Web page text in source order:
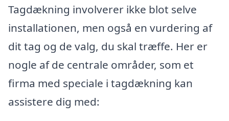
Tagdækning involverer ikke blot selve
installationen, men også en vurdering af
dit tag og de valg, du skal træffe. Her er
nogle af de centrale områder, som et
firma med speciale i tagdækning kan
assistere dig med: